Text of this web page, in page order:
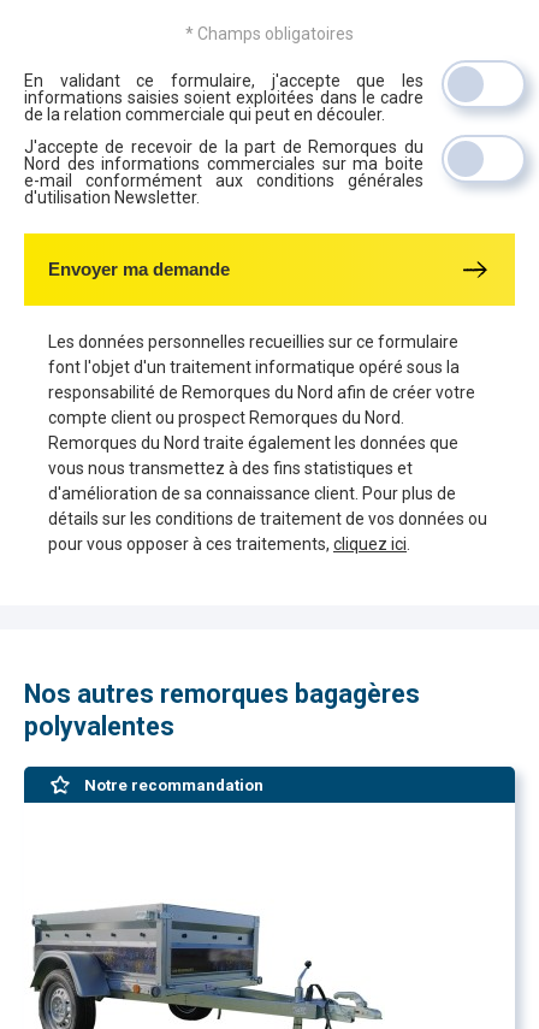
* Champs obligatoires
En validant ce formulaire, j'accepte que les
informations saisies soient exploitées dans le cadre
de la relation commerciale qui peut en découler.
J'accepte de recevoir de la part de Remorques du
Nord des informations commerciales sur ma boite
e-mail conformément aux conditions générales
d'utilisation Newsletter.
Envoyer ma demande
Les données personnelles recueillies sur ce formulaire
font l'objet d'un traitement informatique opéré sous la
responsabilité de Remorques du Nord afin de créer votre
compte client ou prospect Remorques du Nord.
Remorques du Nord traite également les données que
vous nous transmettez à des fins statistiques et
d'amélioration de sa connaissance client. Pour plus de
détails sur les conditions de traitement de vos données ou
pour vous opposer à ces traitements, cliquez ici
Nos autres remorques bagagères
polyvalentes
Notre recommandation